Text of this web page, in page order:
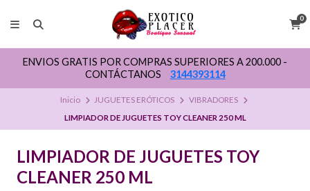
0
ENVIOS GRATIS POR COMPRAS SUPERIORES A 200.000 -
CONTÁCTANOS
3144393114
Inicio JUGUETES ERÓTICOS
VIBRADORES
LIMPIADOR DE JUGUETES TOY CLEANER 250 ML
LIMPIADOR DE JUGUETES TOY
CLEANER 250 ML